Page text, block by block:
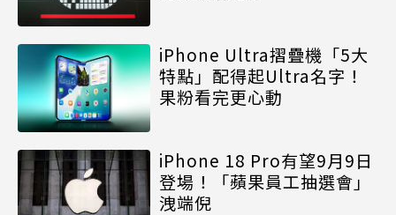
iPhone Ultra摺疊機「5大
特點」配得起Ultra名字！
果粉看完更心動
iPhone 18 Pro有望9月9日
登場！「蘋果員工抽選會」
洩端倪